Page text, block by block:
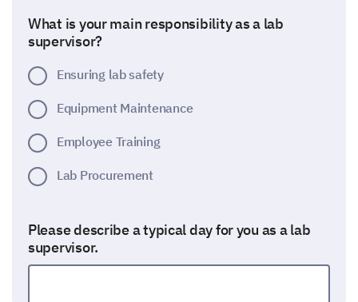
What is your main responsibility as a lab
supervisor?
Ensuring lab safety
Equipment Maintenance
Employee Training
Lab Procurement
Please describe a typical day for you as a lab
supervisor.